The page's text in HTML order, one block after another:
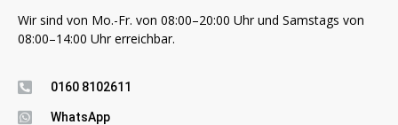
Wir sind von Mo.-Fr. von 08:00–20:00 Uhr und Samstags von
08:00–14:00 Uhr erreichbar.
0160 8102611
WhatsApp